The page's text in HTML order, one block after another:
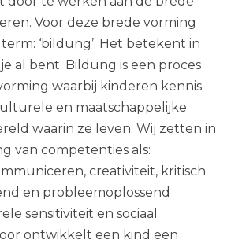
Voor deze brede vorming
‘bildung’. Het betekent in
al bent. Bildung is een proces
waarbij kinderen kennis
en maatschappelijke
waarin ze leven. Wij zetten in
van competenties als:
creativiteit, kritisch
en probleemoplossend
sensitiviteit en sociaal
ontwikkelt een kind een